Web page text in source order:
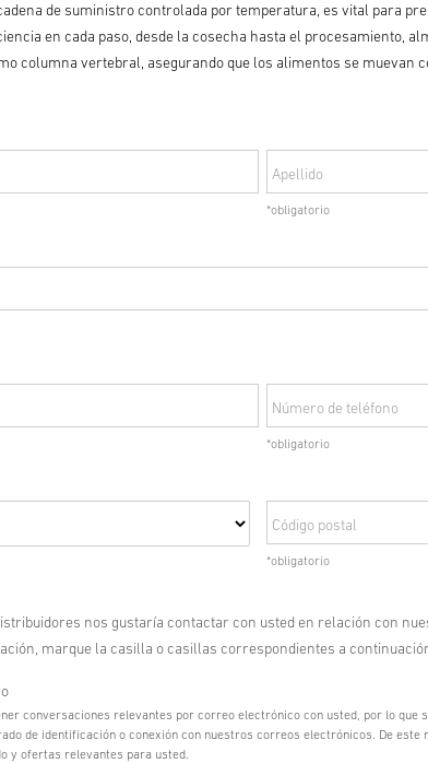
de suministro controlada por temperatura, es vital para
en cada paso, desde la cosecha hasta el procesamiento,
columna vertebral, asegurando que los alimentos se muevan
Apellido
*obligatorio
Número de teléfono
*obligatorio
Código postal
*obligatorio
nos gustaría contactar con usted en relación con
marque la casilla o casillas correspondientes a
conversaciones relevantes por correo electrónico con usted, por lo que
de identificación o conexión con nuestros correos electrónicos. De este
y ofertas relevantes para usted.